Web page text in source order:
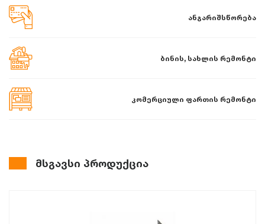
ანგარიშსწორება
ბინის, სახლის რემონტი
კომერციული ფართის რემონტი
მსგავსი პროდუქცია